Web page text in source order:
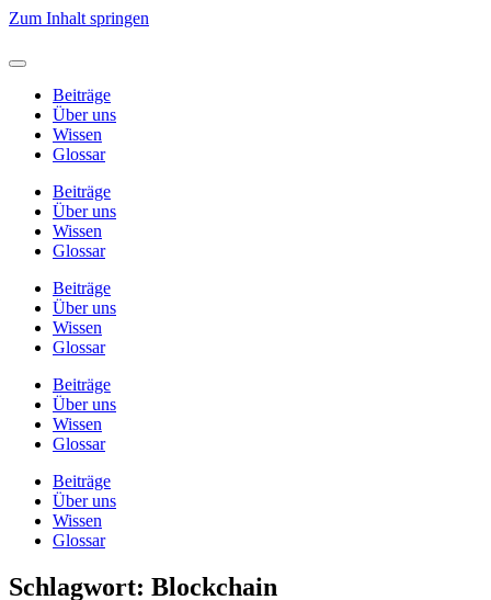
Zum Inhalt springen
Beiträge
Über uns
Wissen
Glossar
Beiträge
Über uns
Wissen
Glossar
Beiträge
Über uns
Wissen
Glossar
Beiträge
Über uns
Wissen
Glossar
Beiträge
Über uns
Wissen
Glossar
Schlagwort: Blockchain